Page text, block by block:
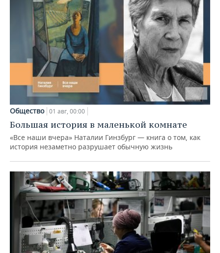
Общество 01 авг, 00:00
Большая история в маленькой комнате
«Все наши вчера» Наталии Гинзбург — книга о том, как
история незаметно разрушает обычную жизнь